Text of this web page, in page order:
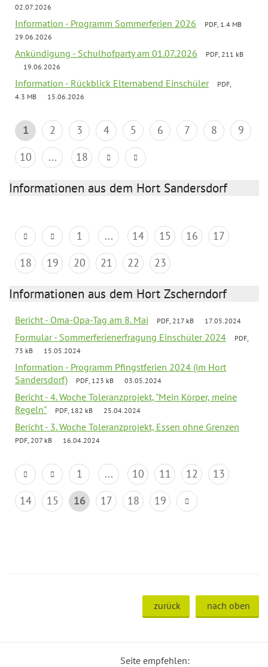
02.07.2026
Information - Programm Sommerferien 2026
PDF, 1.4 MB
29.06.2026
Ankündigung - Schulhofparty am 01.07.2026
PDF, 211 kB
19.06.2026
Information - Rückblick Elternabend Einschüler
PDF,
4.3 MB
15.06.2026
1 2 3 4 5 6 7 8
9
10
... 18
Informationen aus dem Hort Sandersdorf
1 ... 14 15 16
17
18
19 20 21 22 23
Informationen aus dem Hort Zscherndorf
Bericht - Oma-Opa-Tag am 8. Mai PDF, 217 kB 17.05.2024
Formular - Sommerferienerfragung Einschüler 2024
PDF,
73 kB
15.05.2024
Information - Programm Pfingstferien 2024 (im Hort
Sandersdorf)
PDF, 123 kB 03.05.2024
Bericht - 4. Woche Toleranzprojekt, "Mein Körper, meine
Regeln"
PDF, 182 kB 25.04.2024
Bericht - 3. Woche Toleranzprojekt, Essen ohne Grenzen
PDF, 207 kB 16.04.2024
1 ... 10 11 12
13
14
15 16 17 18 19
zurück nach oben
Seite empfehlen: